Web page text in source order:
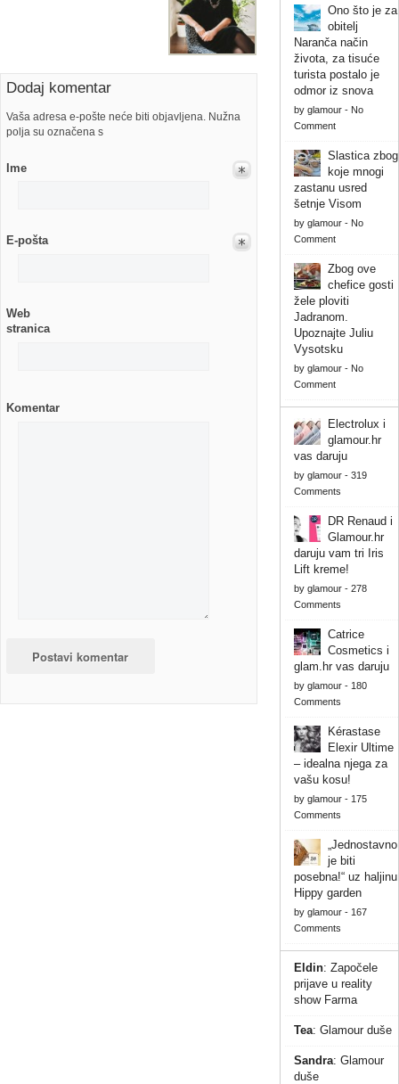
Dodaj komentar
Vaša adresa e-pošte neće biti objavljena. Nužna
polja su označena s
Ime
E-pošta
Web
stranica
Komentar
Ono što je za
obitelj
Naranča način
života, za tisuće
turista postalo je
odmor iz snova
by glamour- No
Comment
Slastica zbog
koje mnogi
zastanu usred
šetnje Visom
by glamour- No
Comment
Zbog ove
chefice gosti
žele ploviti
Jadranom.
Upoznajte Juliu
Vysotsku
by glamour- No
Comment
Electrolux i
glamour.hr
vas daruju
by glamour- 319
Comments
DR Renaud i
Glamour.hr
daruju vam tri Iris
Lift kreme!
by glamour- 278
Comments
Catrice
Cosmetics i
glam.hr vas daruju
by glamour- 180
Comments
Kérastase
Elexir Ultime
– idealna njega za
vašu kosu!
by glamour- 175
Comments
„Jednostavno
je biti
posebna!“ uz haljinu
Hippy garden
by glamour- 167
Comments
Eldin: Započele
prijave u reality
show Farma
Tea: Glamour duše
Sandra: Glamour
duše